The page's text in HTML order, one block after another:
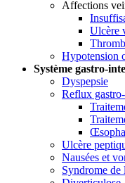
Affections
Ulcère
Hypotension
Système gastro-
Dyspepsie
Reflux
Ulcère
Nausées et
Syndrome